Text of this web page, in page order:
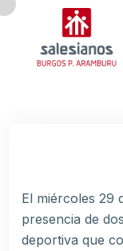
El miércoles 29
presencia de
deportiva que